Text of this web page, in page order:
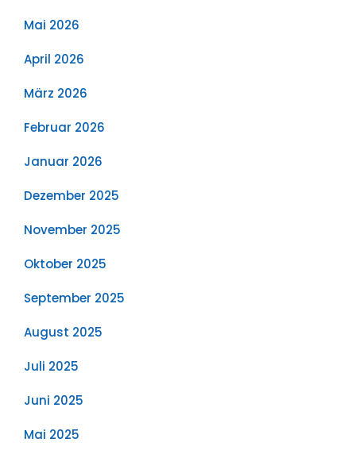
Mai 2026
April 2026
März 2026
Februar 2026
Januar 2026
Dezember 2025
November 2025
Oktober 2025
September 2025
August 2025
Juli 2025
Juni 2025
Mai 2025